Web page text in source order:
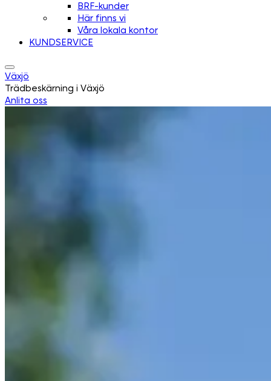
BRF-kunder
Här finns vi
Våra lokala kontor
KUNDSERVICE
Växjö
Trädbeskärning i Växjö
Anlita oss